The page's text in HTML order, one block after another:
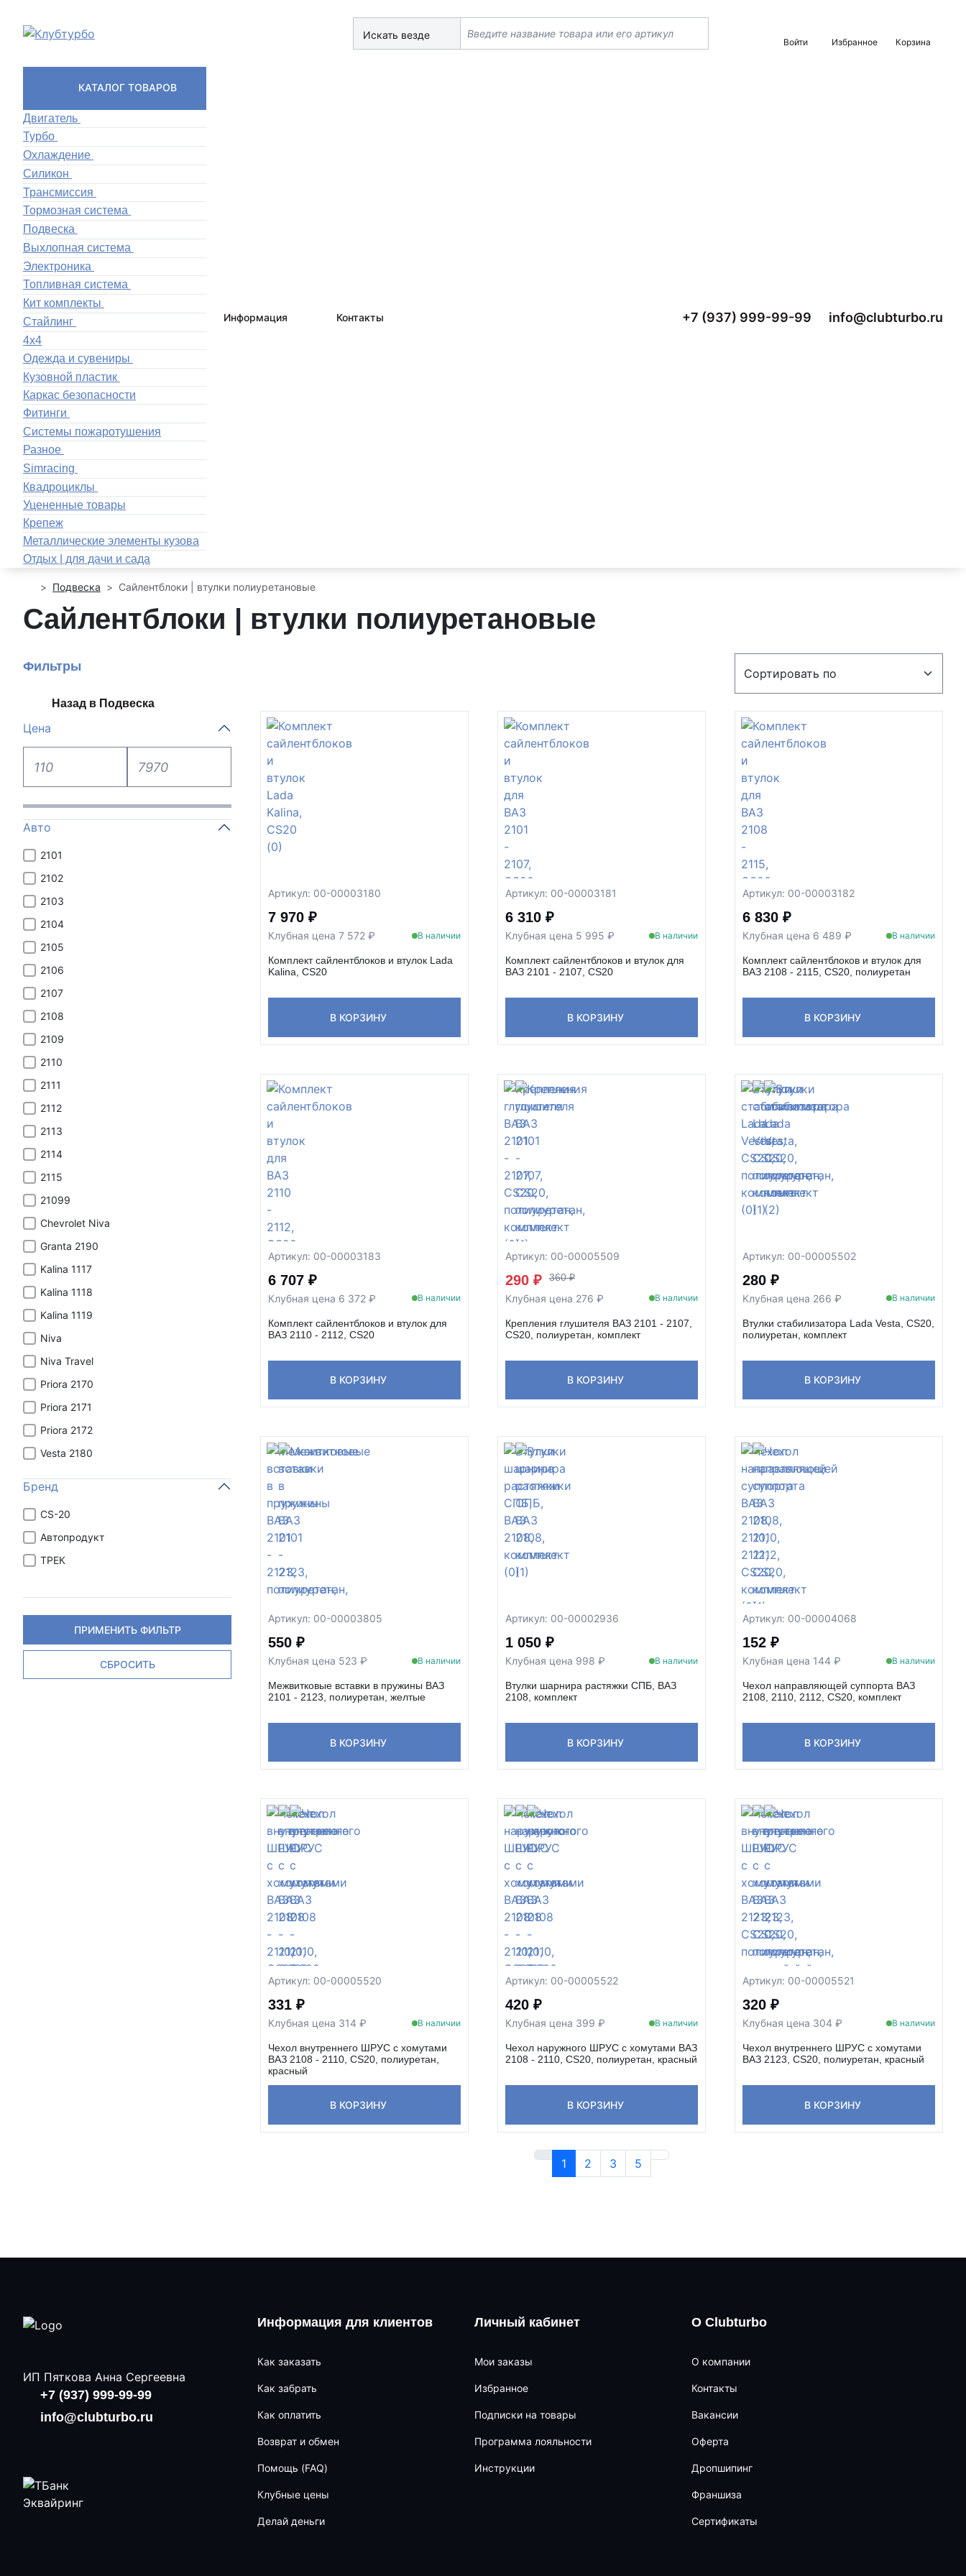
Искать везде
Войти Избранное Корзина
КАТАЛОГ ТОВАРОВ
Двигатель
Турбо
Охлаждение
Силикон
Трансмиссия
Тормозная система
Подвеска
Выхлопная система
Электроника
Топливная система
Кит комплекты
Стайлинг
4x4
Одежда и сувениры
Кузовной пластик
Каркас безопасности
Фитинги
Системы пожаротушения
Разное
Simracing
Квадроциклы
Уцененные товары
Крепеж
Металлические элементы кузова
Отдых | для дачи и сада
Информация Контакты +7 (937) 999-99-99 info@clubturbo.ru
Подвеска Сайлентблоки | втулки полиуретановые
Сайлентблоки | втулки полиуретановые
Фильтры
Назад в Подвеска
Цена
Авто
2101
2102
2103
2104
2105
2106
2107
2108
2109
2110
2111
2112
2113
2114
2115
21099
Chevrolet Niva
Granta 2190
Kalina 1117
Kalina 1118
Kalina 1119
Niva
Niva Travel
Priora 2170
Priora 2171
Priora 2172
Vesta 2180
Бренд
CS-20
Автопродукт
ТРЕК
ПРИМЕНИТЬ ФИЛЬТР
СБРОСИТЬ
Артикул: 00-00003180
7 970 ₽
Клубная цена 7 572 ₽ В наличии
Комплект сайлентблоков и втулок Lada
Kalina, CS20
В КОРЗИНУ
Артикул: 00-00003181
6 310 ₽
Клубная цена 5 995 ₽ В наличии
Комплект сайлентблоков и втулок для
ВАЗ 2101 - 2107, CS20
В КОРЗИНУ
Артикул: 00-00003182
6 830 ₽
Клубная цена 6 489 ₽ В наличии
Комплект сайлентблоков и втулок для
ВАЗ 2108 - 2115, CS20, полиуретан
В КОРЗИНУ
Артикул: 00-00003183
6 707 ₽
Клубная цена 6 372 ₽ В наличии
Комплект сайлентблоков и втулок для
ВАЗ 2110 - 2112, CS20
В КОРЗИНУ
Артикул: 00-00005509
290 ₽ 360 ₽
Клубная цена 276 ₽ В наличии
Крепления глушителя ВАЗ 2101 - 2107,
CS20, полиуретан, комплект
В КОРЗИНУ
Артикул: 00-00005502
280 ₽
Клубная цена 266 ₽ В наличии
Втулки стабилизатора Lada Vesta, CS20,
полиуретан, комплект
В КОРЗИНУ
Артикул: 00-00003805
550 ₽
Клубная цена 523 ₽ В наличии
Межвитковые вставки в пружины ВАЗ
2101 - 2123, полиуретан, желтые
В КОРЗИНУ
Артикул: 00-00002936
1 050 ₽
Клубная цена 998 ₽ В наличии
Втулки шарнира растяжки СПБ, ВАЗ
2108, комплект
В КОРЗИНУ
Артикул: 00-00004068
152 ₽
Клубная цена 144 ₽ В наличии
Чехол направляющей суппорта ВАЗ
2108, 2110, 2112, CS20, комплект
В КОРЗИНУ
Артикул: 00-00005520
331 ₽
Клубная цена 314 ₽ В наличии
Чехол внутреннего ШРУС с хомутами
ВАЗ 2108 - 2110, CS20, полиуретан,
красный
В КОРЗИНУ
Артикул: 00-00005522
420 ₽
Клубная цена 399 ₽ В наличии
Чехол наружного ШРУС с хомутами ВАЗ
2108 - 2110, CS20, полиуретан, красный
В КОРЗИНУ
Артикул: 00-00005521
320 ₽
Клубная цена 304 ₽ В наличии
Чехол внутреннего ШРУС с хомутами
ВАЗ 2123, CS20, полиуретан, красный
В КОРЗИНУ
1 2 3 5
ИП Пяткова Анна Сергеевна
+7 (937) 999-99-99
info@clubturbo.ru
Информация для клиентов
Как заказать
Как забрать
Как оплатить
Возврат и обмен
Помощь (FAQ)
Клубные цены
Делай деньги
Личный кабинет
Мои заказы
Избранное
Подписки на товары
Программа лояльности
Инструкции
О Clubturbo
О компании
Контакты
Вакансии
Оферта
Дропшипинг
Франшиза
Сертификаты